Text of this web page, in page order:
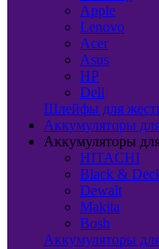
Apple
Lenovo
Acer
Asus
HP
Dell
Шлейфы для
Аккумуляторы
Аккумуляторы
HITACHI
Black &
Dewalt
Makita
Bosh
Аккумуляторы